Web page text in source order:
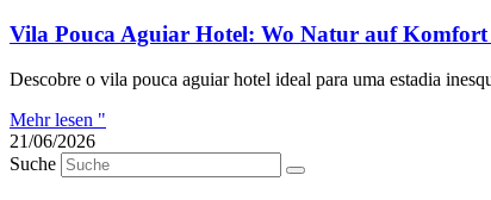
Vila Pouca Aguiar Hotel: Wo Natur auf
Descobre o vila pouca aguiar hotel ideal para uma estadia
Mehr lesen "
21/06/2026
Suche